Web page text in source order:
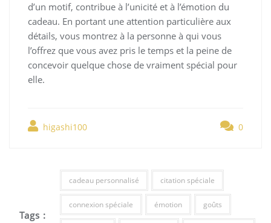
d’un motif, contribue à l’unicité et à l’émotion du
cadeau. En portant une attention particulière aux
détails, vous montrez à la personne à qui vous
l’offrez que vous avez pris le temps et la peine de
concevoir quelque chose de vraiment spécial pour
elle.
higashi100 0
Tags :
cadeau personnalisé citation spéciale
connexion spéciale émotion goûts